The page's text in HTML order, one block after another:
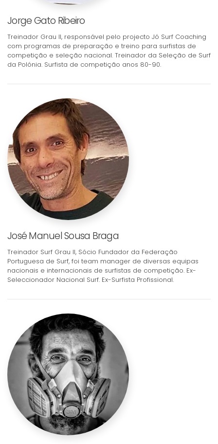
Jorge Gato Ribeiro
Treinador Grau II, responsável pelo projecto Jó Surf Coaching
com programas de preparação e treino para surfistas de
competição e seleção nacional. Treinador da Seleção de Surf
da Polónia. Surfista de competição anos 80-90.
José Manuel Sousa Braga
Treinador Surf Grau II, Sócio Fundador da Federação
Portuguesa de Surf, foi team manager de diversas equipas
nacionais e internacionais de surfistas de competição. Ex-
Seleccionador Nacional Surf. Ex-Surfista Profissional.